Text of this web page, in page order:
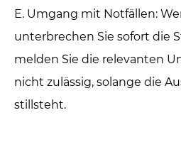
E. Umgang mit Notfällen:
unterbrechen Sie sofort die
melden Sie die relevanten
nicht zulässig, solange die
stillsteht.